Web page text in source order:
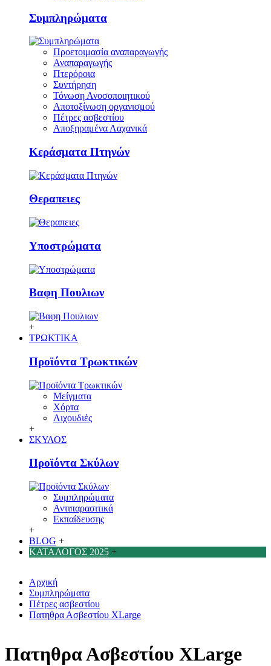
Συμπληρώματα
Προετοιμασία αναπαραγωγής
Αναπαραγωγής
Πτερόροια
Συντήρηση
Τόνωση Ανοσοποιητικού
Αποτοξίνωση οργανισμού
Πέτρες ασβεστίου
Αποξηραμένα Λαχανικά
Κεράσματα Πτηνών
Θεραπειες
Υποστρώματα
Βαφη Πουλιων
+
ΤΡΩΚΤΙΚΑ
Προϊόντα Τρωκτικών
Μείγματα
Χόρτα
Λιχουδιές
+
ΣΚΥΛΟΣ
Προϊόντα Σκύλων
Συμπληρώματα
Αντιπαρασιτικά
Εκπαίδευσης
+
BLOG +
ΚΑΤΑΛΟΓΟΣ 2025 +
Αρχική
Συμπληρώματα
Πέτρες ασβεστίου
Πατηθρα Ασβεστίου XLarge
Πατηθρα Ασβεστίου XLarge